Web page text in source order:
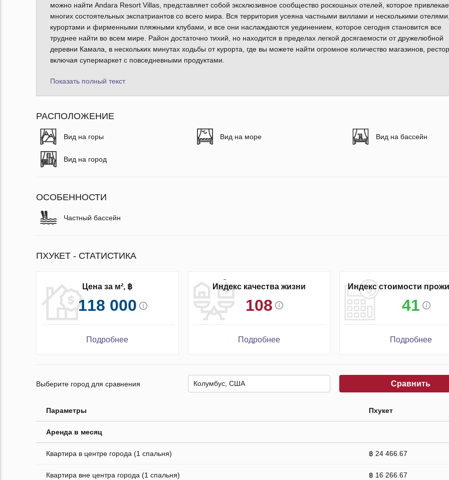
можно найти Andara Resort Villas, представляет собой эксклюзивное сообщество роскошных отелей, которое
многих состоятельных экспатриантов со всего мира. Вся территория усеяна частными виллами и несколькими отелями,
курортами и фирменными пляжными клубами, и все они наслаждаются уединением, которое сегодня становится все
труднее найти во всем мире. Район достаточно тихий, но находится в пределах легкой досягаемости от дружелюбной
деревни Камала, в нескольких минутах ходьбы от курорта, где вы можете найти огромное количество магазинов,
включая супермаркет с повседневными продуктами.
Показать полный текст
РАСПОЛОЖЕНИЕ
Вид на горы Вид на море Вид на бассейн
Вид на город
ОСОБЕННОСТИ
Частный бассейн
ПХУКЕТ - СТАТИСТИКА
Цена за м², ฿
118 000
Подробнее
Индекс качества жизни
108
Подробнее
Индекс стоимости
41
Подробнее
Выберите город для сравнения Сравнить
Параметры Пхукет
Аренда в месяц
Квартира в центре города (1 спальня) ฿ 24 466.67
Квартира вне центра города (1 спальня) ฿ 16 266.67